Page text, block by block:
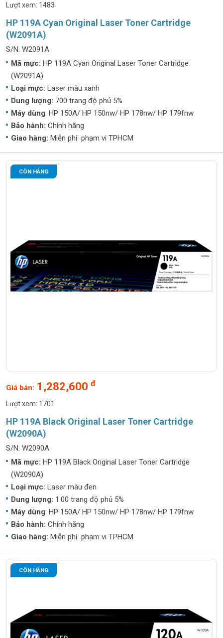
HP 119A Cyan Original Laser Toner Cartridge
(W2091A)
S/N: W2091A
Mã mực: HP 119A Cyan Original Laser Toner Cartridge
(W2091A)
Loại mực: Laser màu xanh
Dung lượng: 700 trang độ phủ 5%
Máy dùng: HP 150A/ HP 150nw/ HP 178nw/ HP 179fnw
Bảo hành: Chính hãng
Giao hàng: Miễn phí phạm vi TPHCM
Lượt xem: 1483
CÒN HÀNG
HP 119A Black Original Laser Toner Cartridge
(W2090A)
S/N: W2090A
Mã mực: HP 119A Black Original Laser Toner Cartridge
(W2090A)
Loại mực: Laser màu đen
Dung lượng: 1.00 trang độ phủ 5%
Máy dùng: HP 150A/ HP 150nw/ HP 178nw/ HP 179fnw
Bảo hành: Chính hãng
Giao hàng: Miễn phí phạm vi TPHCM
Giá bán: 1,282,600 đ
Lượt xem: 1701
CÒN HÀNG